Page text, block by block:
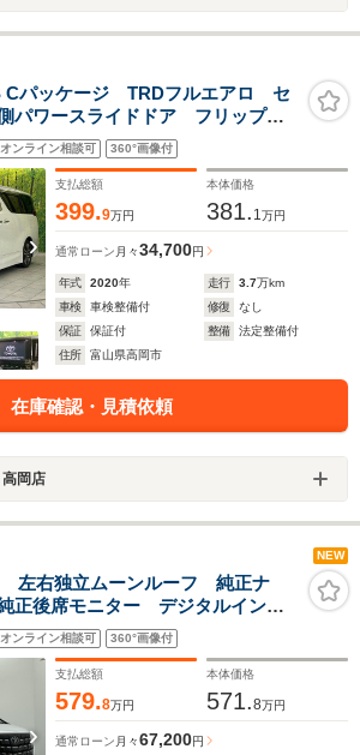
Cパッケージ TRDフルエアロ セ
パワースライドドア フリップダ
ンチディスプレイオーディオ エ
オットマン Bluteooth ドラレコ
オンライン相談可 360°画像付
支払総額
399.9万円
本体価格
381. 1万円
通常ローン 月々34,700円
年式 2020年 走行 3.7万km
車検
車検整備付 修復
なし
保証
保証付 整備
法定整備付
住所
富山県高岡市
在庫確認・見積依頼
岡店
NEW
左右独立ムーンルーフ 純正ナ
後席モニター デジタルインナ
シート シートヒーター シー
トヨタセーフティセンス 純正ア
オンライン相談可 360°画像付
支払総額
579.8万円
本体価格
571.8万円
通常ローン 月々67,200円